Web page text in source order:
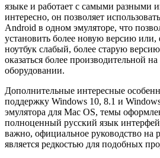
языке и работает с самыми разными
интересно, он позволяет
Android в одном эмуляторе, что
установить более новую версию
ноутбук слабый, более старую
оказаться более производительной
оборудовании.
Дополнительные интересные
поддержку Windows 10, 8.1 и
эмулятора для Mac OS, темы
полноценный русский язык
важно, официальное руководство на
является редкостью для подобных